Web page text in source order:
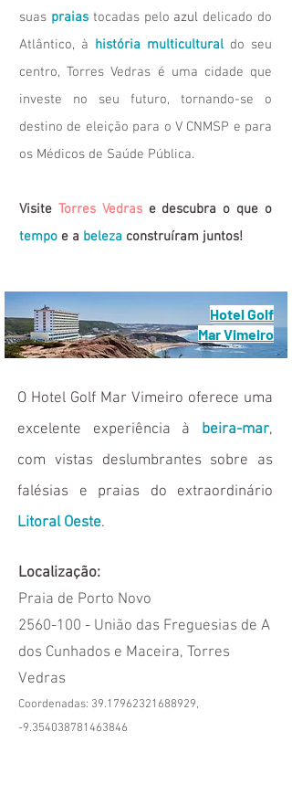
suas praias tocadas pelo azul delicado do
Atlântico, à história multicultural do seu
centro, Torres Vedras é uma cidade que
investe no seu futuro, tornando-se o
destino de eleição para o V CNMSP e para
os Médicos de Saúde Pública.
Visite Torres Vedrase descubra o que o
tempo e a beleza construíram juntos!
Hotel Golf
Mar Vimeiro
O Hotel Golf Mar Vimeiro oferece uma
excelente experiência à beira-mar,
com vistas deslumbrantes sobre as
falésias e praias do extraordinário
Litoral Oeste.
Localização:
Praia de Porto Novo
2560-100 - União das Freguesias de A
dos Cunhados e Maceira, Torres
Vedras
Coordenadas: 39.17962321688929,
-9.354038781463846